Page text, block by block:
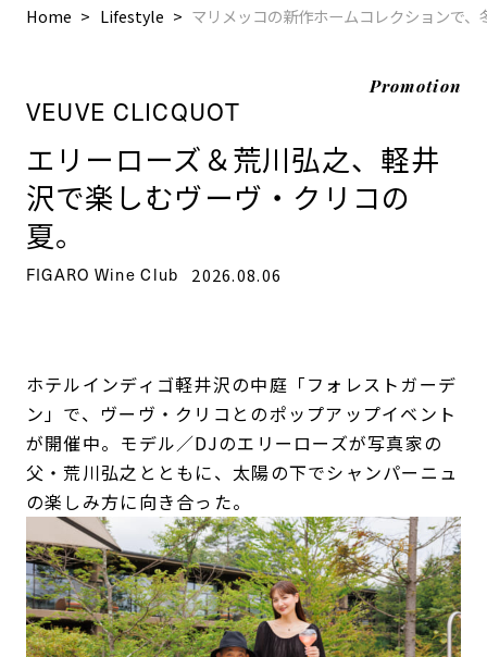
Home Lifestyle マリメッコの新作ホームコレクションで、
Promotion
VEUVE CLICQUOT
エリーローズ＆荒川弘之、軽井
沢で楽しむヴーヴ・クリコの
夏。
FIGARO Wine Club 2026.08.06
ホテルインディゴ軽井沢の中庭「フォレストガーデ
ン」で、ヴーヴ・クリコとのポップアップイベント
が開催中。モデル／DJのエリーローズが写真家の
父・荒川弘之とともに、太陽の下でシャンパーニュ
の楽しみ方に向き合った。